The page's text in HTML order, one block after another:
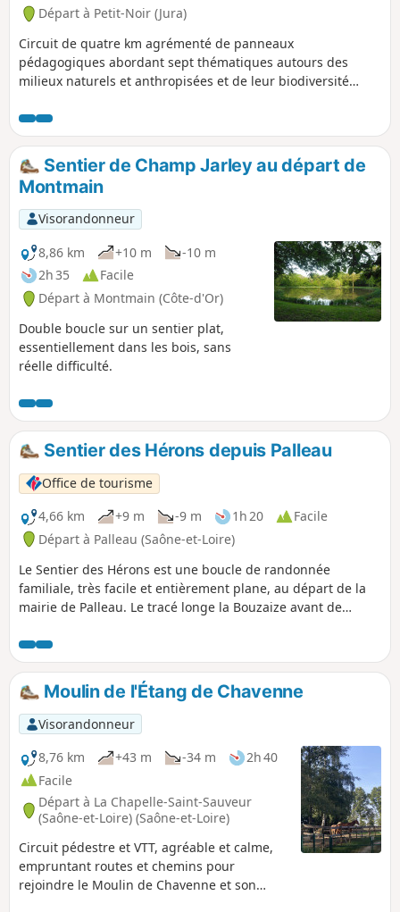
Départ à Petit-Noir (Jura)
Circuit de quatre km agrémenté de panneaux
pédagogiques abordant sept thématiques autours des
milieux naturels et anthropisées et de leur biodiversité
Mératon, vous pourrez découvrir des points de vue sur des
bras morts, des roselières et peut-être observer des
animaux sauvages !
Sentier de Champ Jarley au départ de
Montmain
Visorandonneur
8,86 km
+10 m
-10 m
2h 35
Facile
Départ à Montmain (Côte-d'Or)
Double boucle sur un sentier plat,
essentiellement dans les bois, sans
réelle difficulté.
Sentier des Hérons depuis Palleau
Office de tourisme
4,66 km
+9 m -9 m 1h 20
Facile
Départ à Palleau (Saône-et-Loire)
Le Sentier des Hérons est une boucle de randonnée
familiale, très facile et entièrement plane, au départ de la
mairie de Palleau. Le tracé longe la Bouzaize avant de
naturelle avec la Côte-d’Or. Sur le chemin, vous apercevrez
des cultures de miscanthus, une plante herbacée vivace
utilisée comme paillage, combustible et comme litière
animale. Le miscanthus contribue à l’amélioration de la
biodiversité faunistique dans son milieu d’implantation. Des
études ont montré que l’implantation de miscanthus
permet de favoriser la présence de certaines espèces. De
plus, la récolte de la plante se fait en dehors des périodes
de nidification, ce qui lui permet de ne pas perturber le
rythme des oiseaux.
Moulin de l'Étang de Chavenne
Visorandonneur
8,76 km
+43 m -34 m
2h 40
Facile
Départ à La Chapelle-Saint-Sauveur
(Saône-et-Loire) (Saône-et-Loire)
Circuit pédestre et VTT, agréable et calme,
empruntant routes et chemins pour
rejoindre le Moulin de Chavenne et son